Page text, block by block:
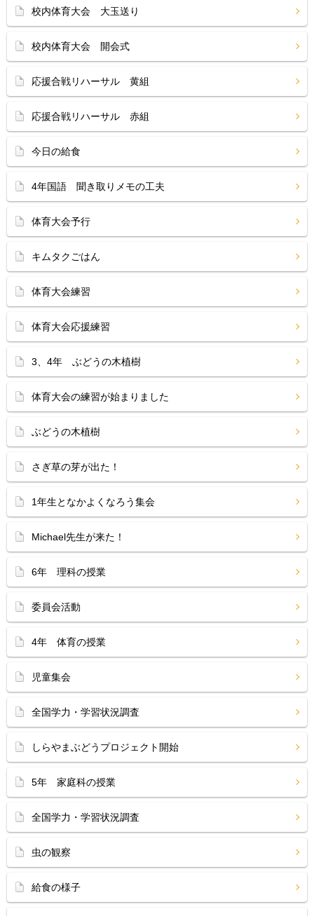
校内体育大会 大玉送り
校内体育大会 開会式
応援合戦リハーサル 黄組
応援合戦リハーサル 赤組
今日の給食
4年国語 聞き取りメモの工夫
体育大会予行
キムタクごはん
体育大会練習
体育大会応援練習
3、4年 ぶどうの木植樹
体育大会の練習が始まりました
ぶどうの木植樹
さぎ草の芽が出た！
1年生となかよくなろう集会
Michael先生が来た！
6年 理科の授業
委員会活動
4年 体育の授業
児童集会
全国学力・学習状況調査
しらやまぶどうプロジェクト開始
5年 家庭科の授業
全国学力・学習状況調査
虫の観察
給食の様子